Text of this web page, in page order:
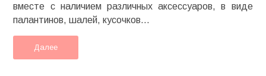
вместе с наличием различных аксессуаров, в виде
палантинов, шалей, кусочков...
Далее